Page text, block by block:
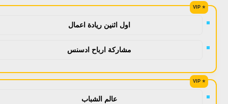
اول اثنين ريادة اعمال
مشاركة ارباح ادسنس
عالم الشباب